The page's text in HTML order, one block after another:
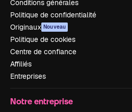
Conditions générales
Politique de confidentialité
Originaux Nouveau
Politique de cookies
Centre de confiance
Affiliés
Entreprises
Notre entreprise